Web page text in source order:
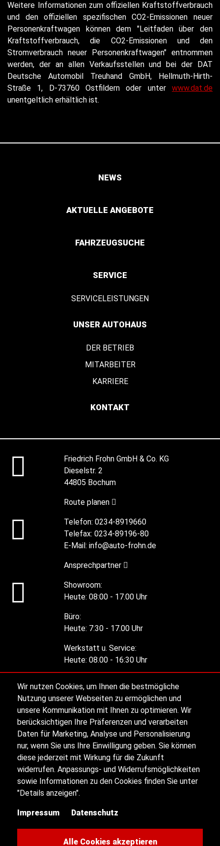
Wir nutzen Cookies, um Ihnen die bestmögliche
Nutzung unserer Webseiten zu ermöglichen und
unsere Kommunikation mit Ihnen zu optimieren. Wir
berücksichtigen Ihre Präferenzen und verarbeiten
Daten für Marketing, Analyse und Personalisierung
nur, wenn Sie uns Ihre Einwilligung geben. Sie können
diese jederzeit mit Wirkung für die Zukunft
widerrufen. Anpassungs- und Widerrufsmöglichkeiten
sowie Informationen zu den Cookies finden Sie unter
"Details anzeigen".
Impressum Datenschutz
Alle Cookies akzeptieren
Weitere Informationen zum offiziellen Kraftstoffverbrauch
und den offiziellen spezifischen CO2-Emissionen neuer
Personenkraftwagen können dem "Leitfaden über den
Kraftstoffverbrauch, die CO2-Emissionen und den
Stromverbrauch neuer Personenkraftwagen" entnommen
werden, der an allen Verkaufsstellen und bei der DAT
Deutsche Automobil Treuhand GmbH, Hellmuth-Hirth-
Straße 1, D-73760 Ostfildern oder unter www.dat.de
unentgeltlich erhältlich ist.
NEWS
AKTUELLE ANGEBOTE
FAHRZEUGSUCHE
SERVICE
SERVICELEISTUNGEN
UNSER AUTOHAUS
DER BETRIEB
MITARBEITER
KARRIERE
KONTAKT
Friedrich Frohn GmbH & Co. KG
Dieselstr. 2
44805 Bochum
Route planen
Telefon: 0234-8919660
Telefax: 0234-89196-80
E-Mail: info@auto-frohn.de
Ansprechpartner
Showroom:
Heute: 08:00 - 17.00 Uhr
Büro:
Heute: 7:30 - 17.00 Uhr
Werkstatt u. Service:
Heute: 08.00 - 16:30 Uhr
Alle Öffnungszeiten
Impressum
Datenschutz
Sitemap
Kontakt
Cookie-Einstellungen